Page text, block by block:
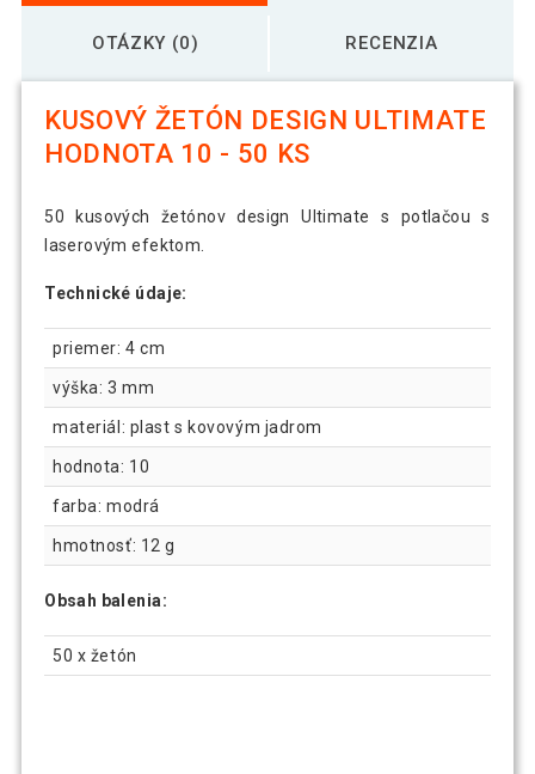
OTÁZKY (0) RECENZIA
KUSOVÝ ŽETÓN DESIGN ULTIMATE
HODNOTA 10 - 50 KS
50 kusových žetónov design Ultimate s potlačou s
laserovým efektom.
Technické údaje:
priemer: 4 cm
výška: 3 mm
materiál: plast s kovovým jadrom
hodnota: 10
farba: modrá
hmotnosť: 12 g
Obsah balenia:
50 x žetón